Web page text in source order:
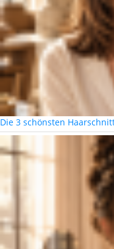
Die 3 schönsten